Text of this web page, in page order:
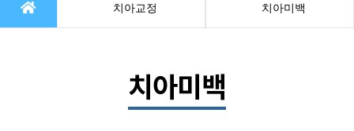
치아교정 치아미백
치아미백